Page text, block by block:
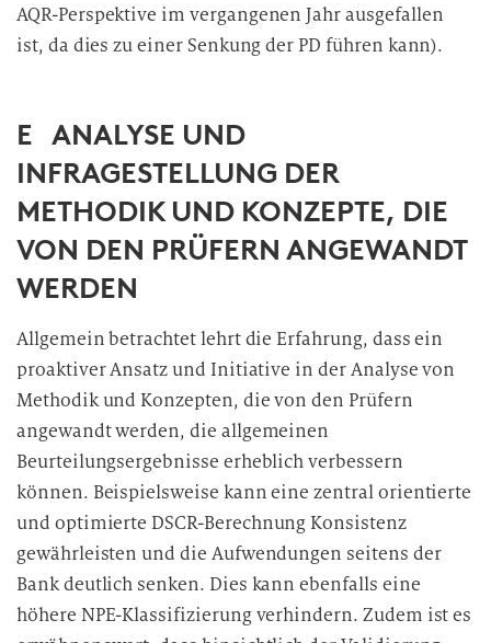
AQR-Perspektive im vergangenen Jahr ausgefallen
ist, da dies zu einer Senkung der PD führen kann).
E ANALYSE UND
INFRAGESTELLUNG DER
METHODIK UND KONZEPTE, DIE
VON DEN PRÜFERN ANGEWANDT
WERDEN
Allgemein betrachtet lehrt die Erfahrung, dass ein
proaktiver Ansatz und Initiative in der Analyse von
Methodik und Konzepten, die von den Prüfern
angewandt werden, die allgemeinen
Beurteilungsergebnisse erheblich verbessern
können. Beispielsweise kann eine zentral orientierte
und optimierte DSCR-Berechnung Konsistenz
gewährleisten und die Aufwendungen seitens der
Bank deutlich senken. Dies kann ebenfalls eine
höhere NPE-Klassifizierung verhindern. Zudem ist es